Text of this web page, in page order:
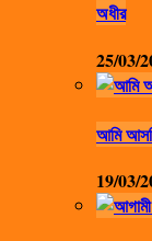
অধীর
25/03/
আমি
19/03/